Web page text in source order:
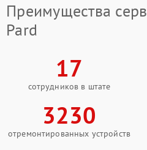
Преимущества
Pard
17
сотрудников в штате
3230
отремонтированных устройств